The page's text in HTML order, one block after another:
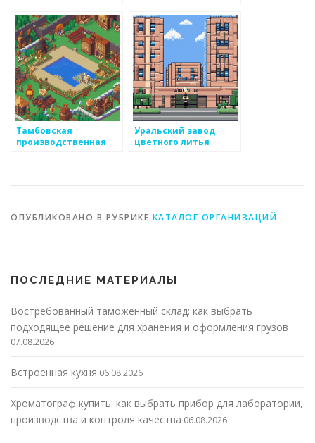
Тамбовская
производственная
Уральский завод
цветного литья
ОПУБЛИКОВАНО В РУБРИКЕ КАТАЛОГ ОРГАНИЗАЦИЙ
ПОСЛЕДНИЕ МАТЕРИАЛЫ
Востребованный таможенный склад: как выбрать
подходящее решение для хранения и оформления грузов
07.08.2026
Встроенная кухня 06.08.2026
Хроматограф купить: как выбрать прибор для лаборатории,
производства и контроля качества 06.08.2026